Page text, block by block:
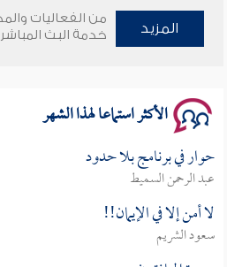
وأمنهم من خوف 9
المزيد
من الفعاليات
خدمة البث المباشر
الأكثر استماعا لهذا الشهر
حوار في برنامج بلا حدود
عبد الرحمن السميط
لا أمن إلا في الإيمان!!
سعود الشريم